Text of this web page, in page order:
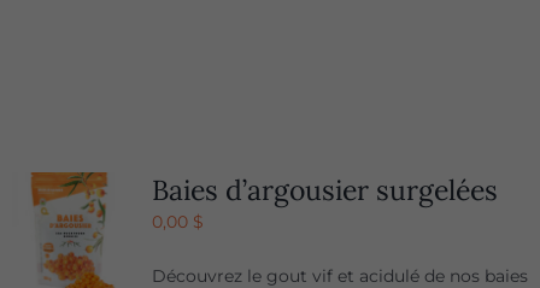
Baies d’argousier surgelées
0,00 $
Découvrez le gout vif et acidulé de nos baies